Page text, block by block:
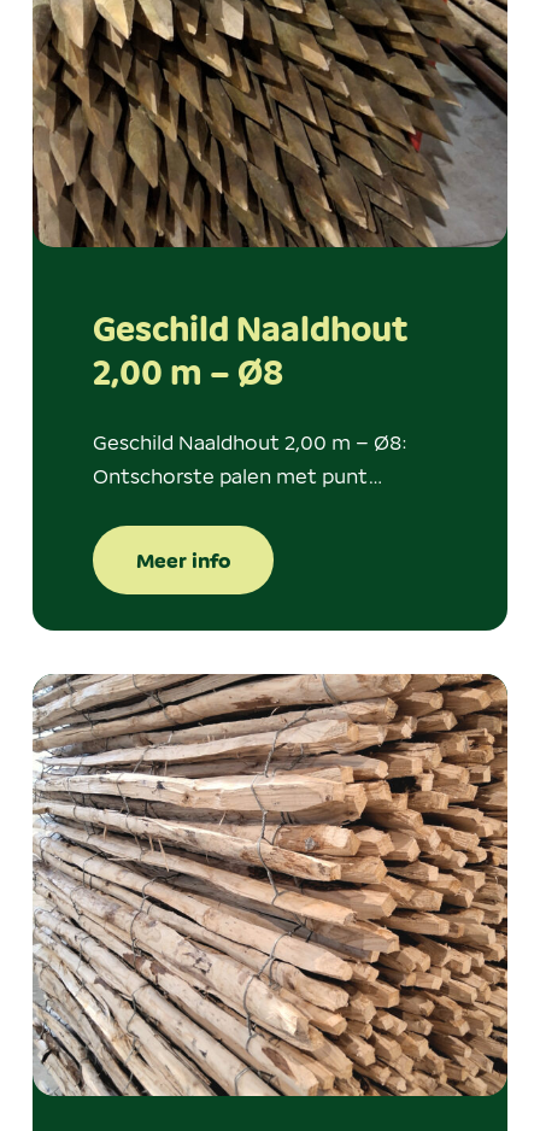
Geschild Naaldhout
2,00 m – Ø8
Geschild Naaldhout 2,00 m – Ø8:
Ontschorste palen met punt…
Meer info